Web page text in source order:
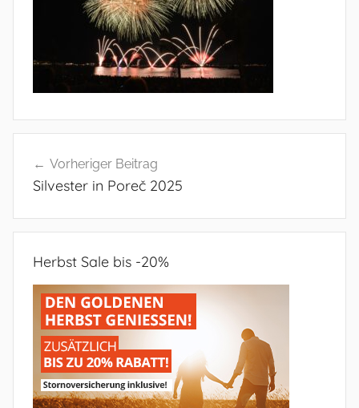
Vorheriger Beitrag
Silvester in Poreč 2025
Herbst Sale bis -20%